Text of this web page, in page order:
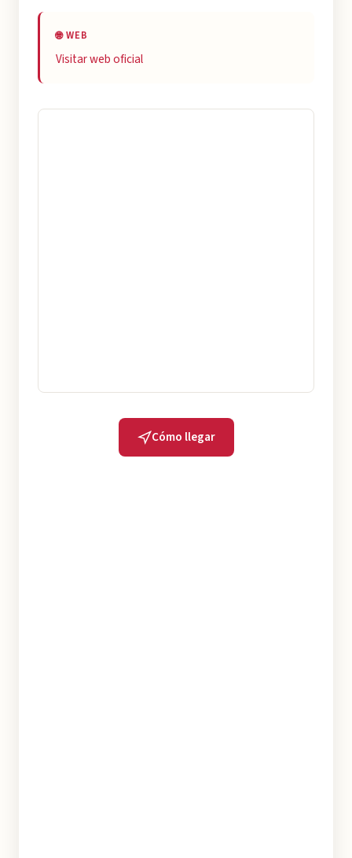
🌐 WEB
Visitar web oficial
Cómo llegar